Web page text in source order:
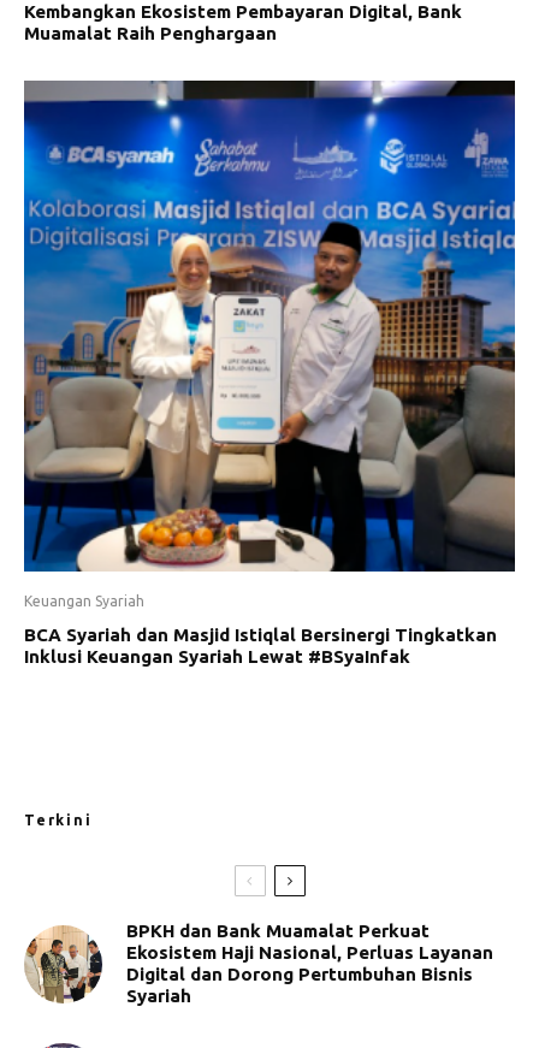
Kembangkan Ekosistem Pembayaran Digital, Bank
Muamalat Raih Penghargaan
Keuangan Syariah
BCA Syariah dan Masjid Istiqlal Bersinergi Tingkatkan
Inklusi Keuangan Syariah Lewat #BSyaInfak
Terkini
BPKH dan Bank Muamalat Perkuat
Ekosistem Haji Nasional, Perluas Layanan
Digital dan Dorong Pertumbuhan Bisnis
Syariah